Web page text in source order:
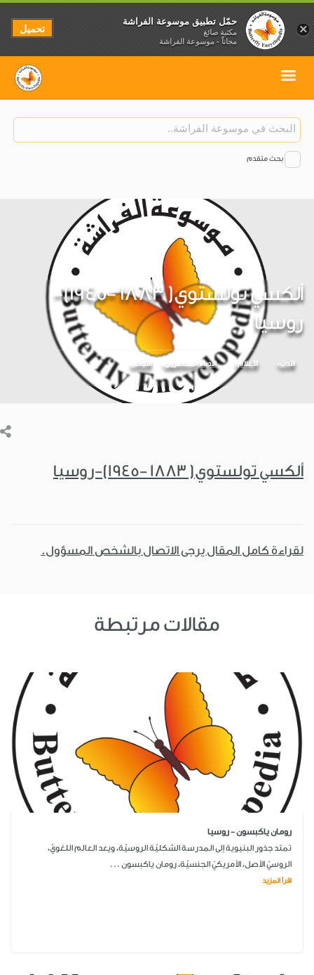
بحث متقدم
ألكسي تولستوي( 1883 -1945)-
روسيا
الأدب الأعلام الأدباء المعاصرون الأجانب
ألكسي تولستوي( 1883 -1945)-روسيا
لقراءة كامل المقال يرجى الاتصال بالشخص المسؤول.
مقالات مرتبطة
رومان ياكبسون - روسيا
تمتد جذور البنيوية إلى المدرسة الشكليّة الروسيّة، ويعد العالم اللغويّ،
الروسيّ الأصل، الأمريكيّ الجنسيّة، رومان ياكبسون ...
اقرأ المزيد
×
حمّل تطبيق موسوعة الفراشة
مكتبة صائغ
مجاناً - موسوعة الفراشة
تحميل